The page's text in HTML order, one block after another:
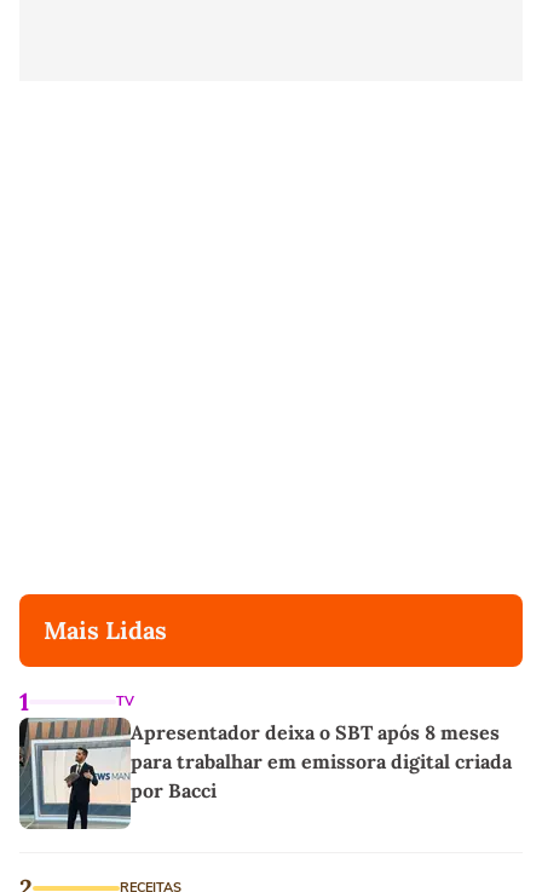
Mais Lidas
1 TV
Apresentador deixa o SBT após 8 meses
para trabalhar em emissora digital criada
por Bacci
RECEITAS